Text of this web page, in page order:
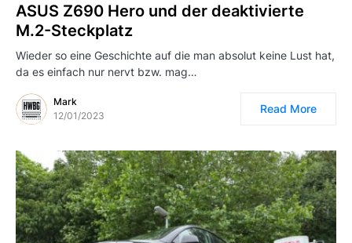
ASUS Z690 Hero und der deaktivierte
M.2-Steckplatz
Wieder so eine Geschichte auf die man absolut keine Lust hat,
da es einfach nur nervt bzw. mag…
Mark
12/01/2023
Read More